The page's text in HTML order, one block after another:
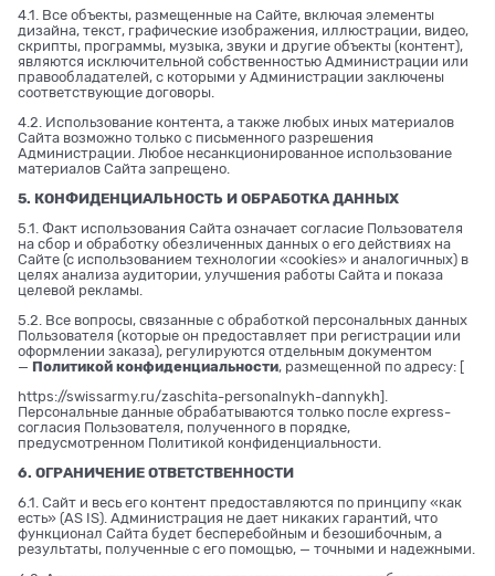
4.1. Все объекты, размещенные на Сайте, включая элементы
дизайна, текст, графические изображения, иллюстрации, видео,
скрипты, программы, музыка, звуки и другие объекты (контент),
являются исключительной собственностью Администрации или
правообладателей, с которыми у Администрации заключены
соответствующие договоры.
4.2. Использование контента, а также любых иных материалов
Сайта возможно только с письменного разрешения
Администрации. Любое несанкционированное использование
материалов Сайта запрещено.
5. КОНФИДЕНЦИАЛЬНОСТЬ И ОБРАБОТКА ДАННЫХ
5.1. Факт использования Сайта означает согласие Пользователя
на сбор и обработку обезличенных данных о его действиях на
Сайте (с использованием технологии «cookies» и аналогичных) в
целях анализа аудитории, улучшения работы Сайта и показа
целевой рекламы.
5.2. Все вопросы, связанные с обработкой персональных данных
Пользователя (которые он предоставляет при регистрации или
оформлении заказа), регулируются отдельным документом
— Политикой конфиденциальности, размещенной по адресу: [
https://swissarmy.ru/zaschita-personalnykh-dannykh].
Персональные данные обрабатываются только после express-
согласия Пользователя, полученного в порядке,
предусмотренном Политикой конфиденциальности.
6. ОГРАНИЧЕНИЕ ОТВЕТСТВЕННОСТИ
6.1. Сайт и весь его контент предоставляются по принципу «как
есть» (AS IS). Администрация не дает никаких гарантий, что
функционал Сайта будет бесперебойным и безошибочным, а
результаты, полученные с его помощью, — точными и надежными.